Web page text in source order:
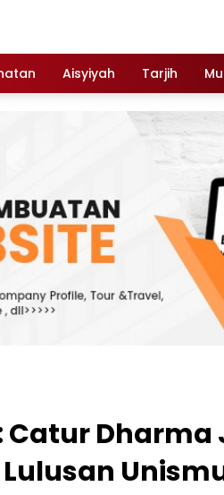
Aisyiyah Tarjih
Catur Dharma